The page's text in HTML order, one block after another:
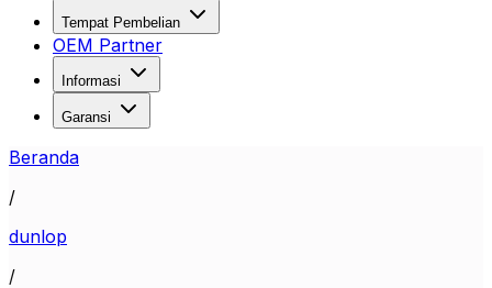
Tempat Pembelian
OEM Partner
Informasi
Garansi
Beranda
/
dunlop
/